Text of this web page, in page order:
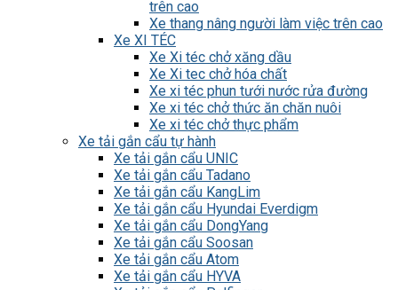
trên cao
Xe thang nâng người làm việc trên cao
Xe XI TÉC
Xe Xi téc chở xăng dầu
Xe Xi tec chở hóa chất
Xe xi téc phun tưới nước rửa đường
Xe xi téc chở thức ăn chăn nuôi
Xe xi téc chở thực phẩm
Xe tải gắn cẩu tự hành
Xe tải gắn cẩu UNIC
Xe tải gắn cẩu Tadano
Xe tải gắn cẩu KangLim
Xe tải gắn cẩu Hyundai Everdigm
Xe tải gắn cẩu DongYang
Xe tải gắn cẩu Soosan
Xe tải gắn cẩu Atom
Xe tải gắn cẩu HYVA